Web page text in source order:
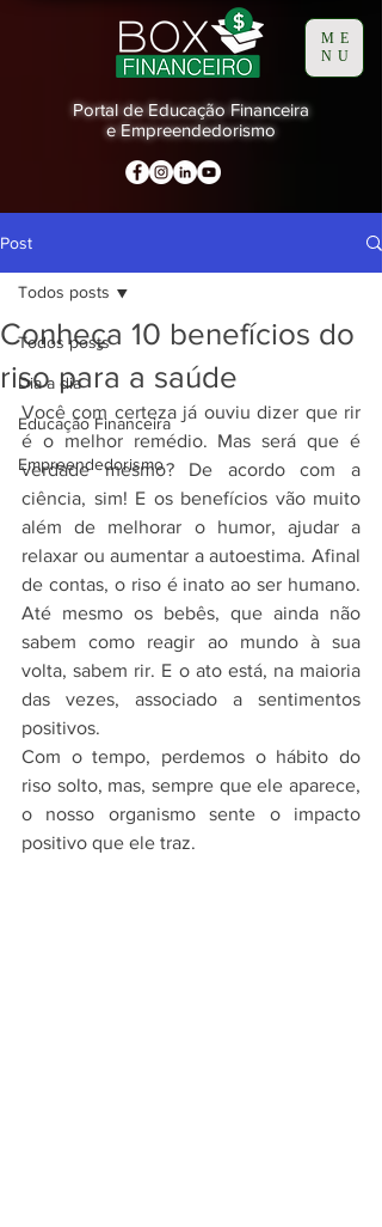
ME
NU
Portal de Educação Financeira
e Empreendedorismo
Post
Todos posts
Dia a dia
Educação Financeira
Empreendedorismo
Todos posts
Conheça 10 benefícios do
riso para a saúde
Você com certeza já ouviu dizer que rir
é o melhor remédio. Mas será que é
verdade mesmo? De acordo com a
ciência, sim! E os benefícios vão muito
além de melhorar o humor, ajudar a
relaxar ou aumentar a autoestima. Afinal
de contas, o riso é inato ao ser humano.
Até mesmo os bebês, que ainda não
sabem como reagir ao mundo à sua
volta, sabem rir. E o ato está, na maioria
das vezes, associado a sentimentos
positivos.
Com o tempo, perdemos o hábito do
riso solto, mas, sempre que ele aparece,
o nosso organismo sente o impacto
positivo que ele traz.